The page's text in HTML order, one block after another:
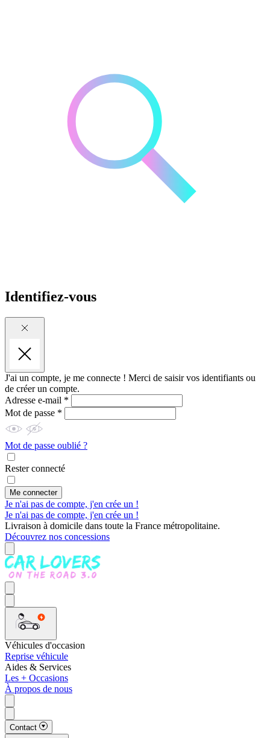
Identifiez-vous
J'ai un compte, je me connecte ! Merci de saisir vos identifiants ou
de créer un compte.
Adresse e-mail *
Mot de passe *
Mot de passe oublié ?
Rester connecté
Me connecter
Je n'ai pas de compte, j'en crée un !
Je n'ai pas de compte, j'en crée un !
Livraison à domicile dans toute la France métropolitaine.
Découvrez nos concessions
Véhicules d'occasion
Reprise véhicule
Aides & Services
Les + Occasions
À propos de nous
Contact